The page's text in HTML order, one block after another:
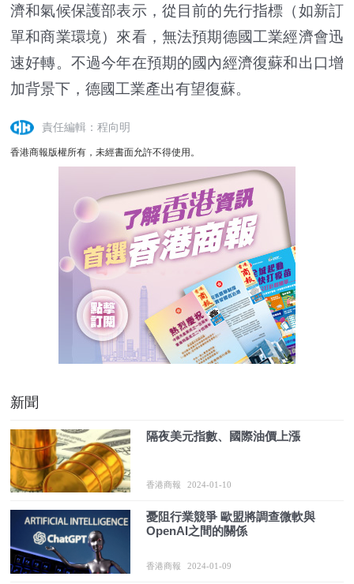
濟和氣候保護部表示，從目前的先行指標（如新訂
單和商業環境）來看，無法預期德國工業經濟會迅
速好轉。不過今年在預期的國內經濟復蘇和出口增
加背景下，德國工業產出有望復蘇。
責任編輯：程向明
香港商報版權所有，未經書面允許不得使用。
新聞
隔夜美元指數、國際油價上漲
香港商報 2024-01-10
憂阻行業競爭 歐盟將調查微軟與
OpenAI之間的關係
香港商報 2024-01-09